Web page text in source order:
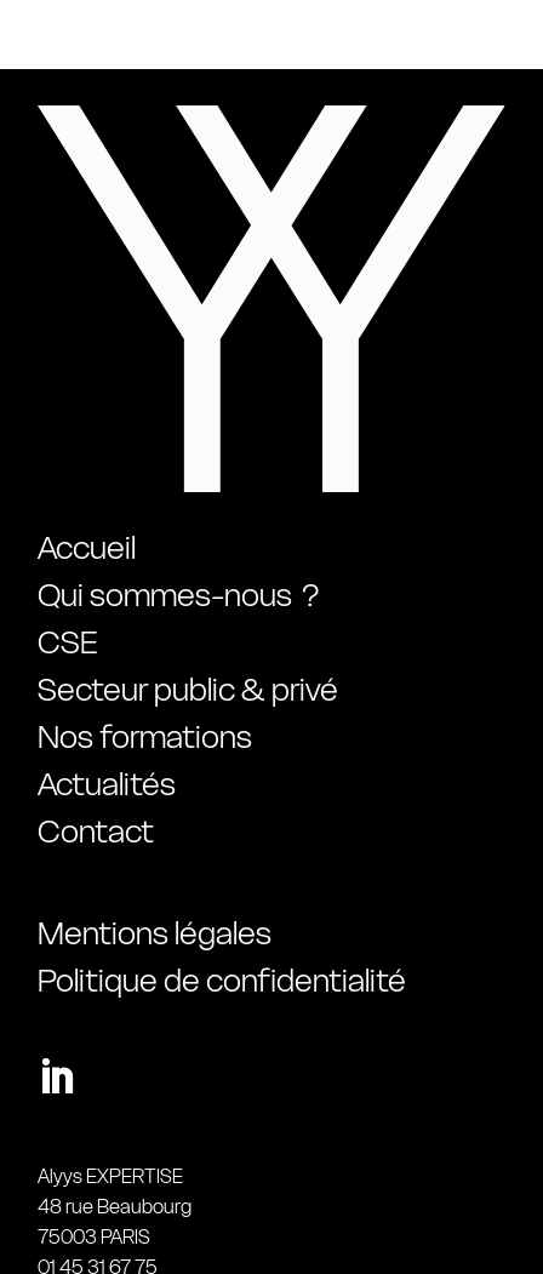
Accueil
Qui sommes-nous ?
CSE
Secteur public & privé
Nos formations
Actualités
Contact
Mentions légales
Politique de confidentialité
Alyys EXPERTISE
48 rue Beaubourg
75003 PARIS
01 45 31 67 75